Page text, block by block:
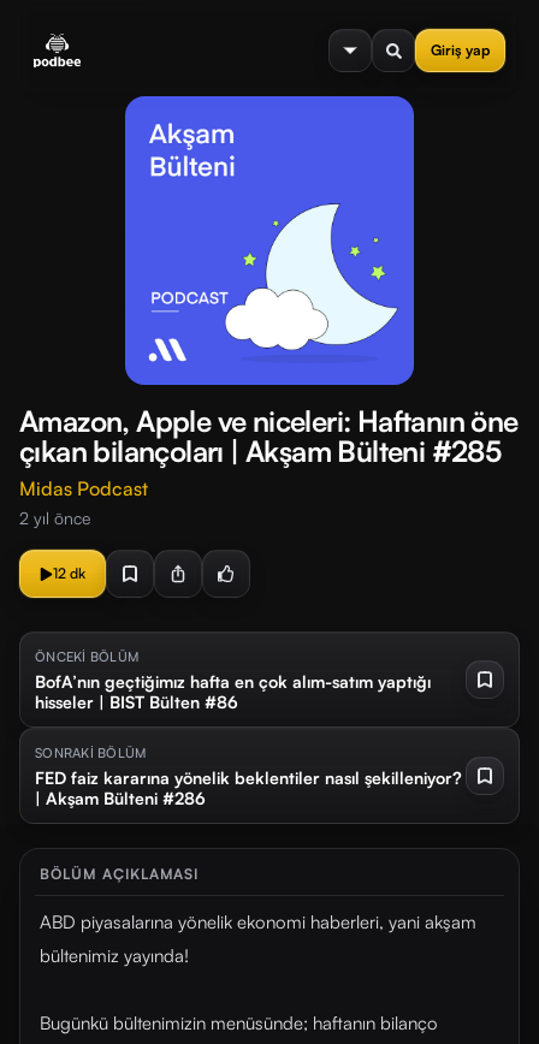
Giriş yap
menu
Amazon, Apple ve niceleri: Haftanın öne
çıkan bilançoları | Akşam Bülteni #285
Midas Podcast
2 yıl önce
12 dk
ÖNCEKİ BÖLÜM
BofA’nın geçtiğimız hafta en çok alım-satım yaptığı
hisseler | BIST Bülten #86
SONRAKİ BÖLÜM
FED faiz kararına yönelik beklentiler nasıl şekilleniyor?
| Akşam Bülteni #286
BÖLÜM AÇIKLAMASI
ABD piyasalarına yönelik ekonomi haberleri, yani akşam
bültenimiz yayında!
Bugünkü bültenimizin menüsünde; haftanın bilanço